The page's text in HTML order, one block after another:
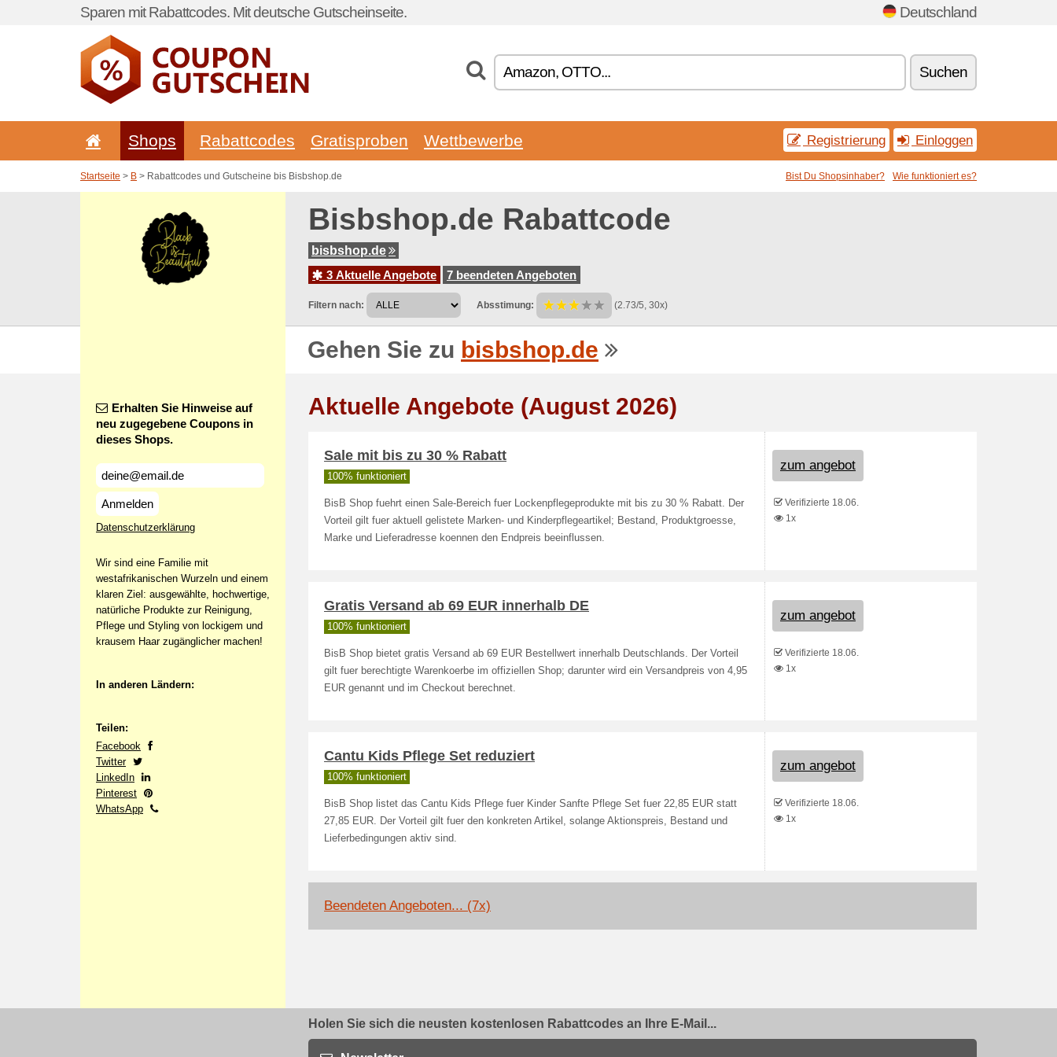
Sparen mit Rabattcodes. Mit deutsche Gutscheinseite. Deutschland
Suchen
Shops Rabattcodes Gratisproben Wettbewerbe Registrierung Einloggen
Startseite > B > Rabattcodes und Gutscheine bis Bisbshop.de Bist Du Shopsinhaber? Wie funktioniert es?
Bisbshop.de Rabattcode
bisbshop.de
3 Aktuelle Angebote
7 beendeten Angeboten
Filtern nach: Absstimung: (2.73/5, 30x)
Gehen Sie zu bisbshop.de
Erhalten Sie Hinweise auf
neu zugegebene Coupons in
dieses Shops.
Anmelden
Datenschutzerklärung
Wir sind eine Familie mit
westafrikanischen Wurzeln und einem
klaren Ziel: ausgewählte, hochwertige,
natürliche Produkte zur Reinigung,
Pflege und Styling von lockigem und
krausem Haar zugänglicher machen!
In anderen Ländern:
Teilen:
Facebook
Twitter
LinkedIn
Pinterest
WhatsApp
Aktuelle Angebote (August 2026)
Sale mit bis zu 30 % Rabatt
100% funktioniert
BisB Shop fuehrt einen Sale-Bereich fuer Lockenpflegeprodukte mit bis zu 30 % Rabatt. Der
Vorteil gilt fuer aktuell gelistete Marken- und Kinderpflegeartikel; Bestand, Produktgroesse,
Marke und Lieferadresse koennen den Endpreis beeinflussen.
zum angebot
Verifizierte 18.06.
1x
Gratis Versand ab 69 EUR innerhalb DE
100% funktioniert
BisB Shop bietet gratis Versand ab 69 EUR Bestellwert innerhalb Deutschlands. Der Vorteil
gilt fuer berechtigte Warenkoerbe im offiziellen Shop; darunter wird ein Versandpreis von 4,95
EUR genannt und im Checkout berechnet.
zum angebot
Verifizierte 18.06.
1x
Cantu Kids Pflege Set reduziert
100% funktioniert
BisB Shop listet das Cantu Kids Pflege fuer Kinder Sanfte Pflege Set fuer 22,85 EUR statt
27,85 EUR. Der Vorteil gilt fuer den konkreten Artikel, solange Aktionspreis, Bestand und
Lieferbedingungen aktiv sind.
zum angebot
Verifizierte 18.06.
1x
Beendeten Angeboten... (7x)
Holen Sie sich die neusten kostenlosen Rabattcodes an Ihre E-Mail...